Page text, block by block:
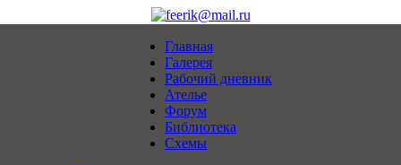
Главная
Галерея
Рабочий дневник
Ателье
Форум
Библиотека
Схемы